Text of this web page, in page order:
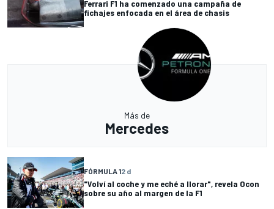
Ferrari F1 ha comenzado una campaña de
fichajes enfocada en el área de chasis
Más de
Mercedes
FÓRMULA 12 d
"Volví al coche y me eché a llorar", revela Ocon
sobre su año al margen de la F1